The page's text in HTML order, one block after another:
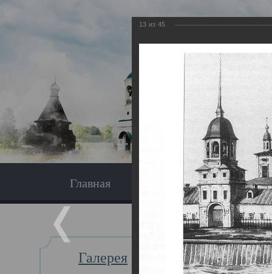
Главная Экскурсия
Галерея
Главная
13 из 45